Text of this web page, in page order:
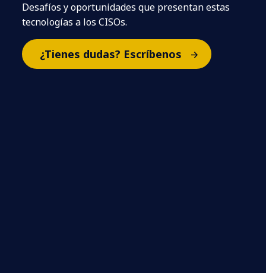
Desafíos y oportunidades que presentan estas
tecnologías a los CISOs.
¿Tienes dudas? Escríbenos